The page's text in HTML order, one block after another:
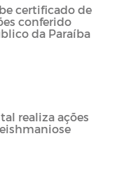
certificado de
conferido
da Paraíba
realiza ações